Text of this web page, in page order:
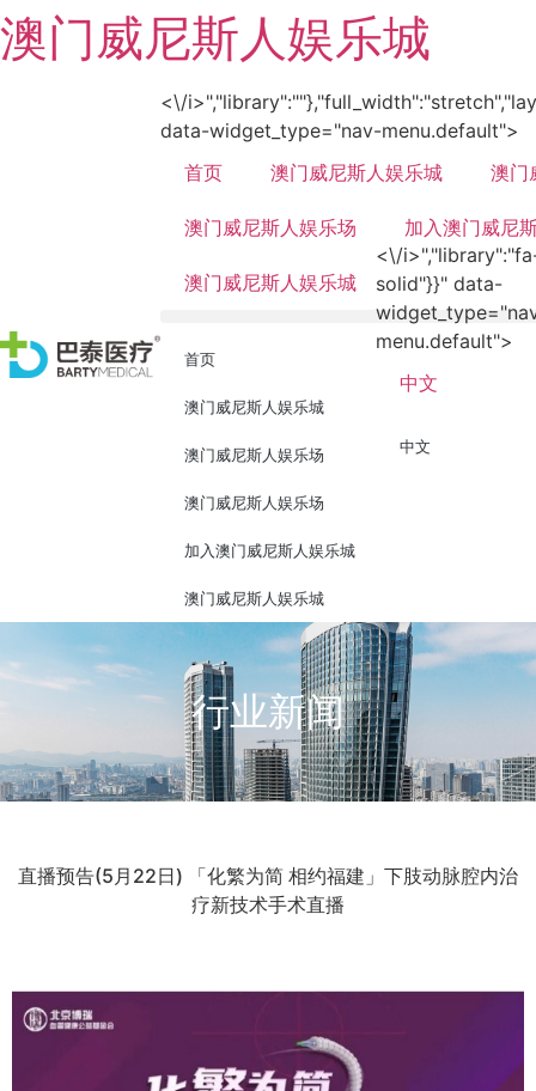
澳门威尼斯人娱乐城
<\/
data-widget_type="nav-menu.default">
首页
澳门威尼斯人娱乐城 澳门
澳门威尼斯人娱乐场 加入澳门威尼
澳门威尼斯人娱乐城
首页
澳门威尼斯人娱乐城
澳门威尼斯人娱乐场
澳门威尼斯人娱乐场
加入澳门威尼斯人娱乐城
澳门威尼斯人娱乐城
<\/
solid"}}" data-
menu.default">
中文
中文
行业新闻
直播预告(5月22日) 「化繁为简 相约福建」下肢动脉腔内治
疗新技术手术直播